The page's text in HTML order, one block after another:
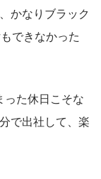
かなりブラック
できなかった
た休日こそな
で出社して、楽